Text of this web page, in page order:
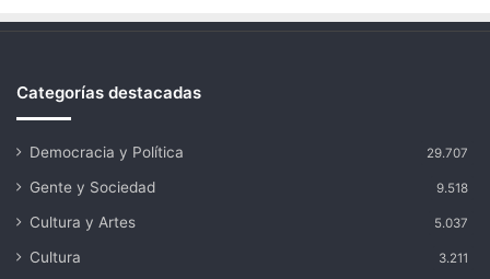
Categorías destacadas
Democracia y Política 29.707
Gente y Sociedad 9.518
Cultura y Artes 5.037
Cultura 3.211